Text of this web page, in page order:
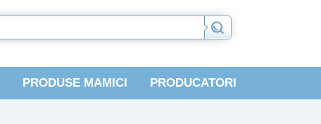
PRODUSE MAMICI PRODUCATORI